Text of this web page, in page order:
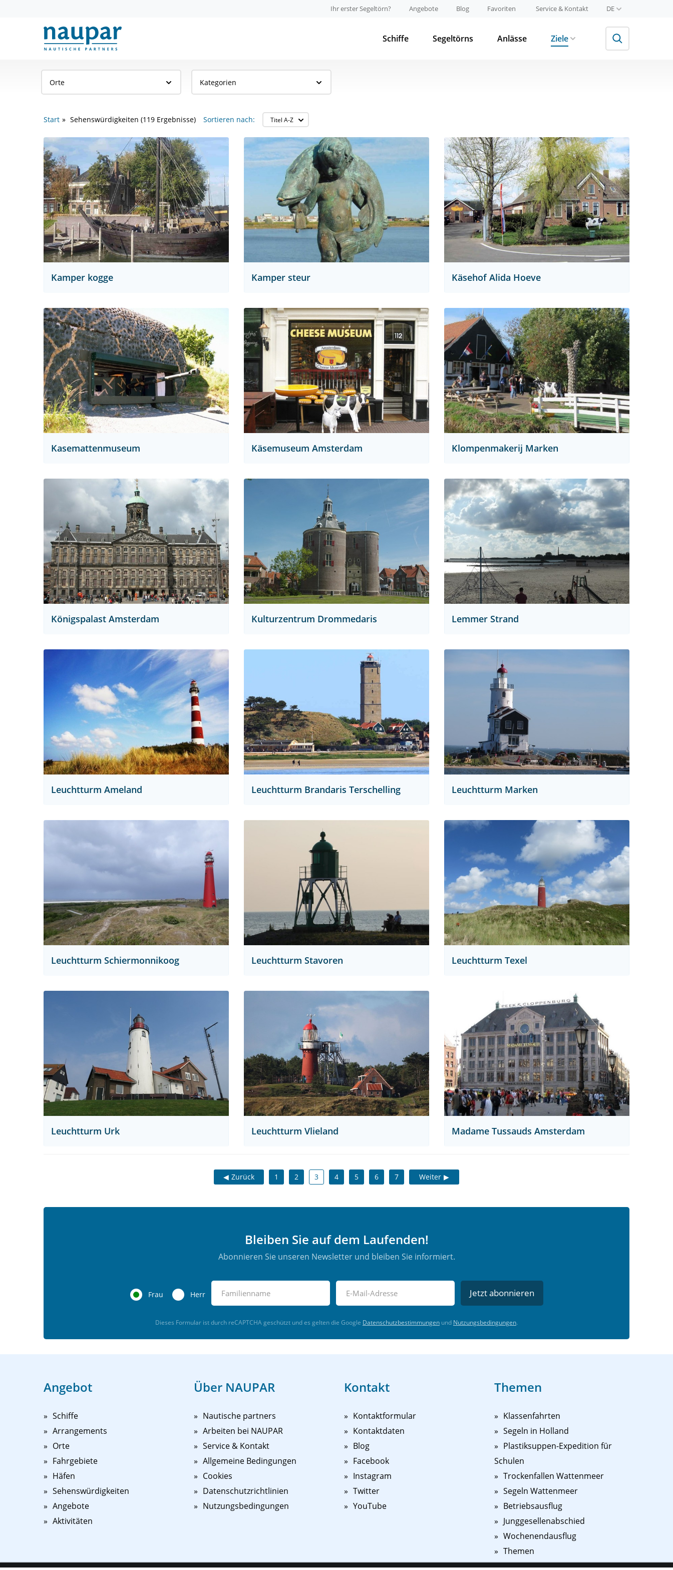
Ihr erster Segeltörn? Angebote Blog Favoriten Service & Kontakt DE
Schiffe Segeltörns Anlässe Ziele
Orte Kategorien
Start Sehenswürdigkeiten (119 Ergebnisse) Sortieren nach:
Kamper kogge Kamper steur Käsehof Alida Hoeve
Kasemattenmuseum Käsemuseum Amsterdam Klompenmakerij Marken
Königspalast Amsterdam Kulturzentrum Drommedaris Lemmer Strand
Leuchtturm Ameland Leuchtturm Brandaris Terschelling Leuchtturm Marken
Leuchtturm Schiermonnikoog Leuchtturm Stavoren Leuchtturm Texel
Leuchtturm Urk Leuchtturm Vlieland Madame Tussauds Amsterdam
Zurück 1 2 3 4 5 6 7 Weiter
Bleiben Sie auf dem Laufenden!
Abonnieren Sie unseren Newsletter und bleiben Sie informiert.
Frau Herr Jetzt abonnieren
Dieses Formular ist durch reCAPTCHA geschützt und es gelten die Google Datenschutzbestimmungen und Nutzungsbedingungen.
Angebot
Schiffe
Arrangements
Orte
Fahrgebiete
Häfen
Sehenswürdigkeiten
Angebote
Aktivitäten
Über NAUPAR
Nautische partners
Arbeiten bei NAUPAR
Service & Kontakt
Allgemeine Bedingungen
Cookies
Datenschutzrichtlinien
Nutzungsbedingungen
Kontakt
Kontaktformular
Kontaktdaten
Blog
Facebook
Instagram
Twitter
YouTube
Themen
Klassenfahrten
Segeln in Holland
Plastiksuppen-Expedition für
Schulen
Trockenfallen Wattenmeer
Segeln Wattenmeer
Betriebsausflug
Junggesellenabschied
Wochenendausflug
Themen